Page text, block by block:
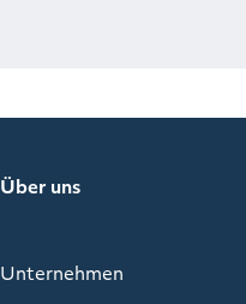
Über uns
Unternehmen